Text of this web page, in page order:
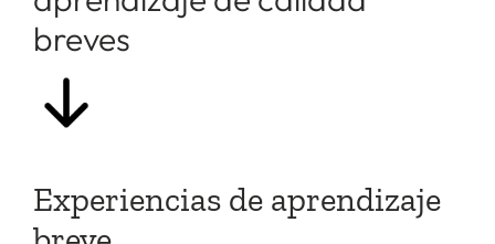
breves
Experiencias de aprendizaje